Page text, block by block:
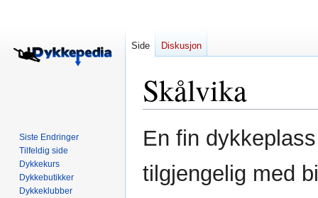
Skålvika
Hopp
til
Hopp
til
En fin
tilgjengelig med
Side Diskusjon
Siste Endringer
Tilfeldig side
Dykkekurs
Dykkebutikker
Dykkeklubber